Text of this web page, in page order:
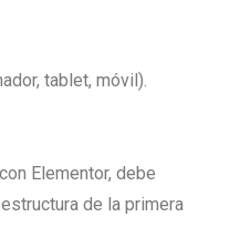
tablet, móvil).
Elementor, debe
de la primera